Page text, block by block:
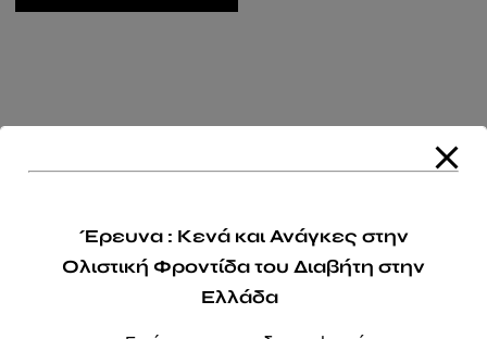
Έρευνα : Κενά και Ανάγκες στην
Ολιστική Φροντίδα του Διαβήτη στην
Ελλάδα